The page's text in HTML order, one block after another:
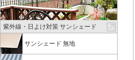
紫外線・日よけ対策 サンシェード
サンシェード 無地